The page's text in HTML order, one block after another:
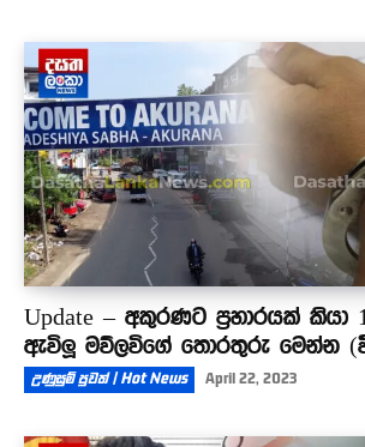
Update – අකුරණට ප්‍රහාරයක් කියා
ඇවිලූ මව්ලවිගේ තොරතුරු මෙන්න
උණුසුම් පුවත් | Hot News April 22, 2023